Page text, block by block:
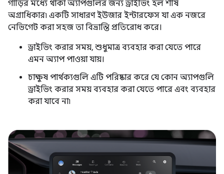
গাড়ির মধ্যে থাকা অ্যাপগুলির জন্য ড্রাইভিং হল শীর্ষ
অগ্রাধিকার৷ একটি সাধারণ ইউজার ইন্টারফেস যা এক নজরে
নেভিগেট করা সহজ তা বিভ্রান্তি প্রতিরোধ করে।
ড্রাইভিং করার সময়, শুধুমাত্র ব্যবহার করা যেতে পারে
এমন অ্যাপ পাওয়া যায়।
চাক্ষুষ পার্থক্যগুলি এটি পরিষ্কার করে যে কোন অ্যাপগুলি
ড্রাইভিং করার সময় ব্যবহার করা যেতে পারে এবং ব্যবহার
করা যাবে না৷